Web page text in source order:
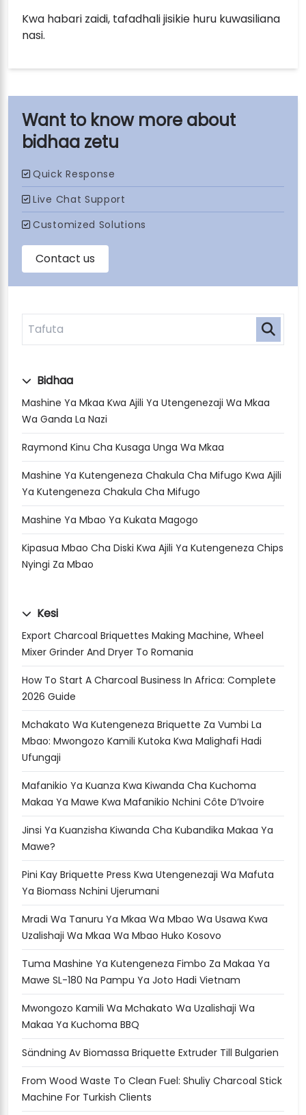
bidhaa zetu
Bidhaa
Mashine Ya Mkaa Kwa Ajili Ya Utengenezaji Wa Mkaa
Wa Ganda La Nazi
Raymond Kinu Cha Kusaga Unga Wa Mkaa
Mashine Ya Kutengeneza Chakula Cha Mifugo Kwa Ajili
Ya Kutengeneza Chakula Cha Mifugo
Mashine Ya Mbao Ya Kukata Magogo
Kipasua Mbao Cha Diski Kwa Ajili Ya Kutengeneza Chips
Nyingi Za Mbao
Kesi
Export Charcoal Briquettes Making Machine, Wheel
Mixer Grinder And Dryer To Romania
How To Start A Charcoal Business In Africa: Complete
2026 Guide
Mchakato Wa Kutengeneza Briquette Za Vumbi La
Mbao: Mwongozo Kamili Kutoka Kwa Malighafi Hadi
Ufungaji
Mafanikio Ya Kuanza Kwa Kiwanda Cha Kuchoma
Makaa Ya Mawe Kwa Mafanikio Nchini Côte D’Ivoire
Jinsi Ya Kuanzisha Kiwanda Cha Kubandika Makaa Ya
Mawe?
Pini Kay Briquette Press Kwa Utengenezaji Wa Mafuta
Ya Biomass Nchini Ujerumani
Mradi Wa Tanuru Ya Mkaa Wa Mbao Wa Usawa Kwa
Uzalishaji Wa Mkaa Wa Mbao Huko Kosovo
Tuma Mashine Ya Kutengeneza Fimbo Za Makaa Ya
Mawe SL-180 Na Pampu Ya Joto Hadi Vietnam
Mwongozo Kamili Wa Mchakato Wa Uzalishaji Wa
Makaa Ya Kuchoma BBQ
Sändning Av Biomassa Briquette Extruder Till Bulgarien
From Wood Waste To Clean Fuel: Shuliy Charcoal Stick
Machine For Turkish Clients
Kwa habari zaidi, tafadhali jisikie huru kuwasiliana
nasi.